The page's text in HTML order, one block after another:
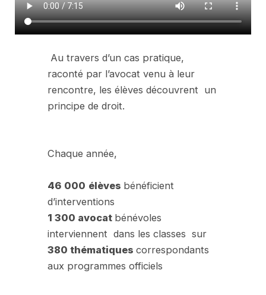
Au travers d’un cas pratique,
raconté par l’avocat venu à leur
rencontre, les élèves découvrent un
principe de droit.
Chaque année,
46 000 élèves bénéficient
d’interventions
1 300 avocat bénévoles
interviennent dans les classes sur
380 thématiquescorrespondants
aux programmes officiels